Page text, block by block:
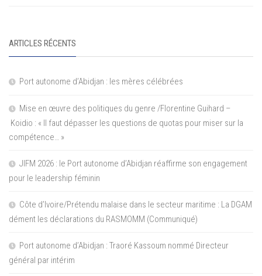
ARTICLES RÉCENTS
Port autonome d’Abidjan : les mères célébrées
Mise en œuvre des politiques du genre /Florentine Guihard –
Koidio : « Il faut dépasser les questions de quotas pour miser sur la
compétence… »
JIFM 2026 : le Port autonome d’Abidjan réaffirme son engagement
pour le leadership féminin
Côte d’Ivoire/Prétendu malaise dans le secteur maritime : La DGAM
dément les déclarations du RASMOMM (Communiqué)
Port autonome d’Abidjan : Traoré Kassoum nommé Directeur
général par intérim